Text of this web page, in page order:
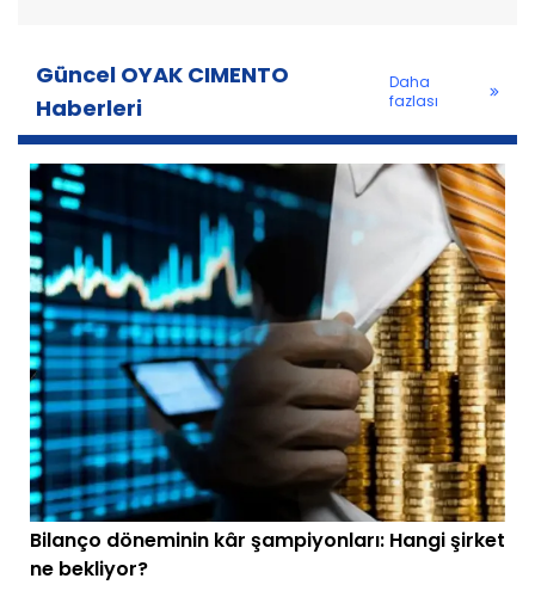
Güncel OYAK CIMENTO
Haberleri
Daha
fazlası
Bilanço döneminin kâr şampiyonları: Hangi şirket
ne bekliyor?